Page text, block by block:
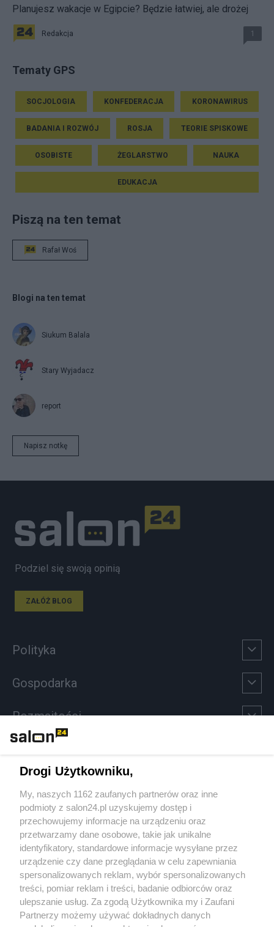
Planujesz wakacje w Egipcie? Będzie łatwiej, ale drożej
Redakcja 1
Tematy GPS
SOCJOLOGIA KONFEDERACJA KORONAWIRUS
BADANIA I ROZWÓJ ROSJA TEORIE SPISKOWE
OSOBISTE ŻEGLARSTWO NAUKA
EDUKACJA
Piszą na ten temat
Rafał Woś
Blogi na ten temat
Siukum Balala
Stary Wyjadacz
report
Napisz notkę
Podziel się swoją opinią
ZAŁÓŻ BLOG
Polityka
Gospodarka
Rozmaitości
Sport
Społeczeństwo
Kultura
X Facebook Instagram Youtube
Drogi Użytkowniku,
My, naszych 1162 zaufanych partnerów oraz inne
podmioty z salon24.pl uzyskujemy dostęp i
przechowujemy informacje na urządzeniu oraz
przetwarzamy dane osobowe, takie jak unikalne
identyfikatory, standardowe informacje wysyłane przez
urządzenie czy dane przeglądania w celu zapewniania
spersonalizowanych reklam, wybór spersonalizowanych
treści, pomiar reklam i treści, badanie odbiorców oraz
ulepszanie usług. Za zgodą Użytkownika my i Zaufani
Partnerzy możemy używać dokładnych danych